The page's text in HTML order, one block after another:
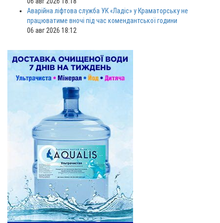
Аварійна ліфтова служба УК «Ладіс» у Краматорську не
працюватиме вночі під час комендантської години
06 авг 2026 18:12